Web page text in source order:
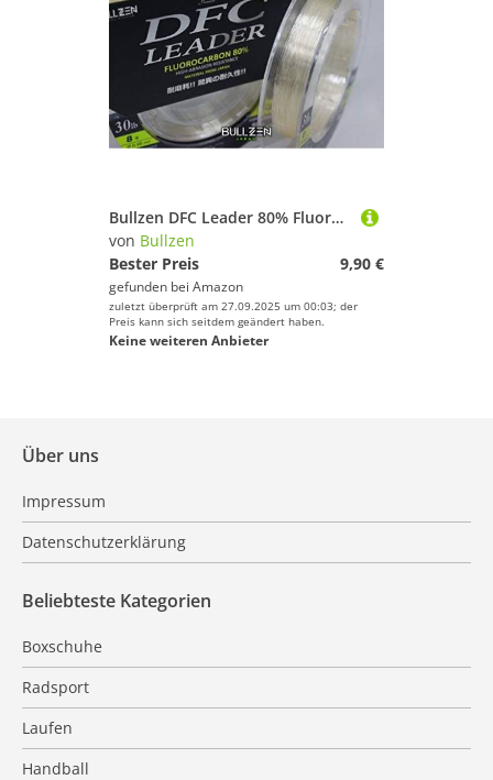
Bullzen DFC Leader 80% Fluorocarbon Raubfisch Vorfach (60lbs/0,66mm/27,3kg)
von Bullzen
Bester Preis
9,90 €
gefunden bei Amazon
zuletzt überprüft am 27.09.2025 um 00:03; der
Preis kann sich seitdem geändert haben.
Keine weiteren Anbieter
Über uns
Impressum
Datenschutzerklärung
Beliebteste Kategorien
Boxschuhe
Radsport
Laufen
Handball